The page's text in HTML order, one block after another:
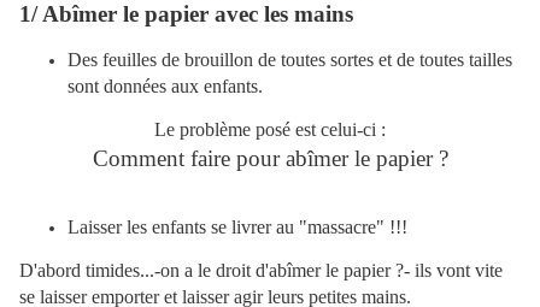
1/ Abîmer le papier avec les mains
Des feuilles de brouillon de toutes sortes et de toutes tailles
sont données aux enfants.
Le problème posé est celui-ci :
Comment faire pour abîmer le papier ?
Laisser les enfants se livrer au "massacre" !!!
D'abord timides...-on a le droit d'abîmer le papier ?- ils vont vite
se laisser emporter et laisser agir leurs petites mains.